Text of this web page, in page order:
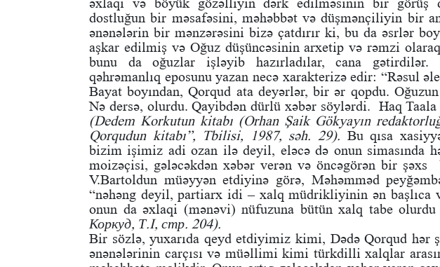
dostluğun bir məsafəsini, məhəbbət və düşmənçiliyin bir
ənənələrin bir mənzərəsini bizə çatdırır ki, bu da əsrlər
aşkar edilmiş və Oğuz düşüncəsinin arxetip və rəmzi
bunu da oğuzlar işləyib hazırladılar, cana
qəhrəmanlıq eposunu yazan necə xarakterizə edir: “Rəsul
Bayat boyından, Qorqud ata deyərlər, bir ər qopdu.
Nə dersə, olurdu. Qayibdən dürlü xəbər söylərdi. Haq
(Dedem Korkutun kitabı (Orhan Şaik Gökyayın
Qorqudun kitabı”, Tbilisi, 1987, səh. 29). Bu qısa
bizim işimiz adi ozan ilə deyil, eləcə də onun simasında
moizəçisi, gələcəkdən xəbər verən və öncəgörən bir şəxs
V.Bartoldun müəyyən etdiyinə görə, Məhəmməd
“nəhəng deyil, partiarx idi – xalq müdrikliyinin ən başlıca
onun da əxlaqi (mənəvi) nüfuzuna bütün xalq tabe olurdu
Коркуд, Т.I, стр. 204).
Bir sözlə, yuxarıda qeyd etdiyimiz kimi, Dədə Qorqud hər
ənənələrinin carçısı və müəllimi kimi türkdilli xalqlar